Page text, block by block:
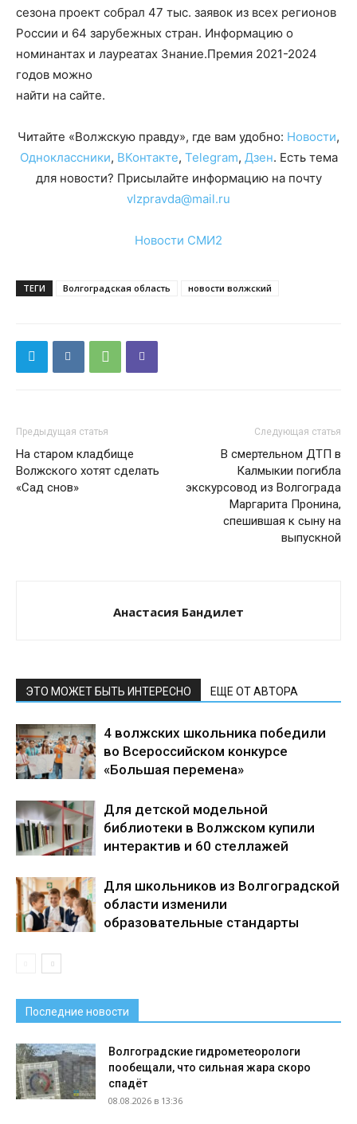
сезона проект собрал 47 тыс. заявок из всех регионов
России и 64 зарубежных стран. Информацию о
номинантах и лауреатах Знание.Премия 2021-2024
годов можно
найти на сайте.
Читайте «Волжскую правду», где вам удобно: Новости,
Одноклассники, ВКонтакте, Telegram, Дзен. Есть тема
для новости? Присылайте информацию на почту
vlzpravda@mail.ru
Новости СМИ2
ТЕГИ Волгоградская область новости волжский
Предыдущая статья
На старом кладбище
Волжского хотят сделать
«Сад снов»
Следующая статья
В смертельном ДТП в
Калмыкии погибла
экскурсовод из Волгограда
Маргарита Пронина,
спешившая к сыну на
выпускной
Анастасия Бандилет
ЭТО МОЖЕТ БЫТЬ ИНТЕРЕСНО ЕЩЕ ОТ АВТОРА
4 волжских школьника победили
во Всероссийском конкурсе
«Большая перемена»
Для детской модельной
библиотеки в Волжском купили
интерактив и 60 стеллажей
Для школьников из Волгоградской
области изменили
образовательные стандарты
Последние новости
Волгоградские гидрометеорологи
пообещали, что сильная жара скоро
спадёт
08.08.2026 в 13:36